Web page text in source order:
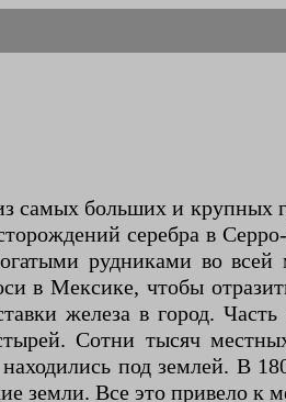
самых больших и
серебра в
рудниками во
в Мексике, чтобы
железа в город. Часть
Сотни тысяч
под землей. В
земли. Все это привело к